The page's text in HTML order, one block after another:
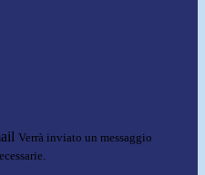
Verrà inviato un messaggio